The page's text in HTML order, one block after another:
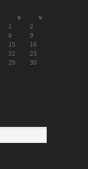
s
v
1
2
8
9
15
16
22
23
29
30